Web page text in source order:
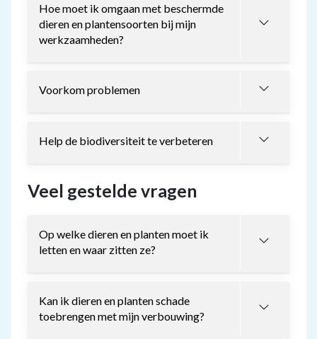
Hoe moet ik omgaan met beschermde
dieren en plantensoorten bij mijn
werkzaamheden?
Voorkom problemen
Help de biodiversiteit te verbeteren
Veel gestelde vragen
Op welke dieren en planten moet ik
letten en waar zitten ze?
Kan ik dieren en planten schade
toebrengen met mijn verbouwing?